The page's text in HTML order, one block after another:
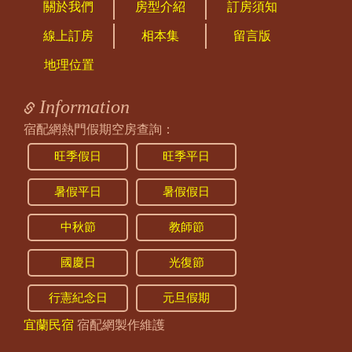
https://twstay.com/RWD2/index.aspx?
BNB=freehouse
訪客：
林's
內容：
私密留言，只有版主能看見
回覆：
訪客：
吳小姐
主題：
週六包棟價格多少？
內容：
私密留言，只有版主能看見
回覆：
目前客滿囉~
歡迎線上預訂有寫1的日期:
https://twstay.com/RWD2/rooms.aspx?
BNB=freehouse&ROOM_ID=MYC25013508
訪客：
林燕卿
關於我們 房型介紹 訂房須知
線上訂房 相本集 留言版
地理位置
Information
宿配網熱門假期空房查詢：
旺季假日 旺季平日
暑假平日 暑假假日
中秋節 教師節
國慶日 光復節
行憲紀念日 元旦假期
宜蘭民宿 宿配網製作維護